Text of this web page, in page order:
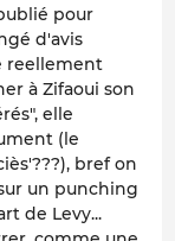
pour
d'avis
reellement
à Zifaoui son
elle
(le
bref on
un punching
de Levy...